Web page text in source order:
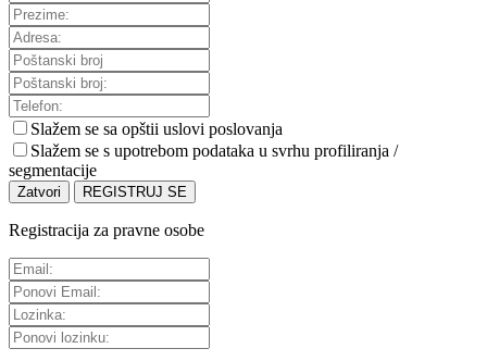
Slažem se sa opštii uslovi poslovanja
Slažem se s upotrebom podataka u svrhu profiliranja /
segmentacije
Zatvori REGISTRUJ SE
Registracija za pravne osobe